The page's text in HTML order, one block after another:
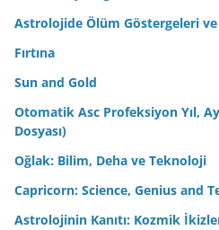
Astrolojide Ölüm Göstergeleri
Fırtına
Sun and Gold
Otomatik Asc Profeksiyon Yıl,
Dosyası)
Oğlak: Bilim, Deha ve Teknoloji
Capricorn: Science, Genius and
Astrolojinin Kanıtı: Kozmik